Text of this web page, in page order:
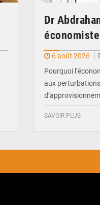
Dr
économiste
6 août 2026
Pourquoi
aux
SAVOIR PLUS